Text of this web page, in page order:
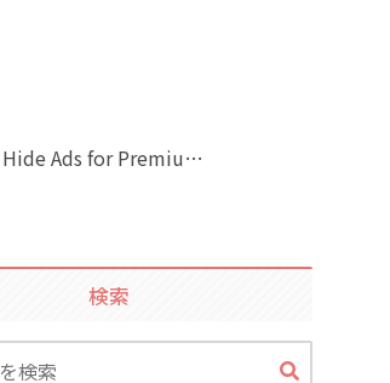
Hide Ads for Premium Members
検索